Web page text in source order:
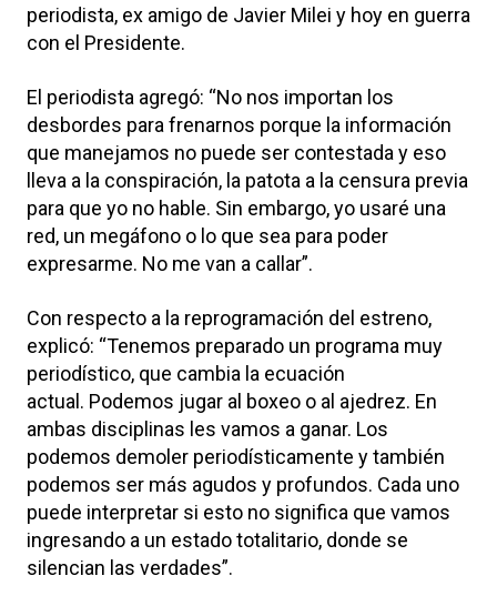
periodista, ex amigo de Javier Milei y hoy en guerra
con el Presidente.
El periodista agregó: “No nos importan los
desbordes para frenarnos porque la información
que manejamos no puede ser contestada y eso
lleva a la conspiración, la patota a la censura previa
para que yo no hable. Sin embargo, yo usaré una
red, un megáfono o lo que sea para poder
expresarme. No me van a callar”.
Con respecto a la reprogramación del estreno,
explicó: “Tenemos preparado un programa muy
periodístico, que cambia la ecuación
actual. Podemos jugar al boxeo o al ajedrez. En
ambas disciplinas les vamos a ganar. Los
podemos demoler periodísticamente y también
podemos ser más agudos y profundos. Cada uno
puede interpretar si esto no significa que vamos
ingresando a un estado totalitario, donde se
silencian las verdades”.